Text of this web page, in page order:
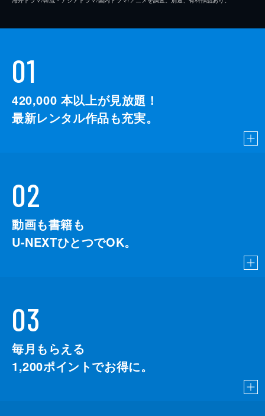
01
420,000 本以上が見放題！
最新レンタル作品も充実。
02
動画も書籍も
U-NEXTひとつでOK。
03
毎月もらえる
1,200ポイントでお得に。